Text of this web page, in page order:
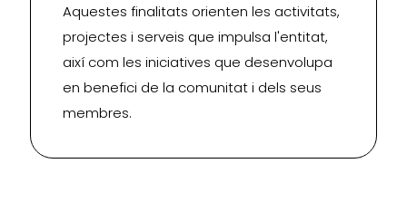
Aquestes finalitats orienten les activitats,
projectes i serveis que impulsa l'entitat,
així com les iniciatives que desenvolupa
en benefici de la comunitat i dels seus
membres.